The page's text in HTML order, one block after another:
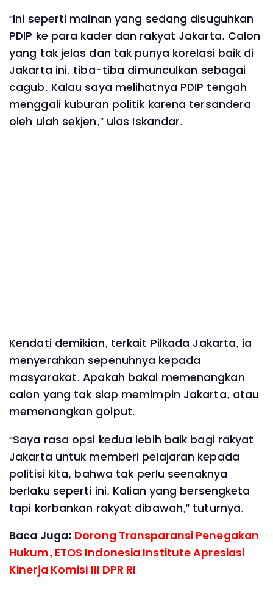
“Ini seperti mainan yang sedang disuguhkan
PDIP ke para kader dan rakyat Jakarta. Calon
yang tak jelas dan tak punya korelasi baik di
Jakarta ini. tiba-tiba dimunculkan sebagai
cagub. Kalau saya melihatnya PDIP tengah
menggali kuburan politik karena tersandera
oleh ulah sekjen,” ulas Iskandar.
Kendati demikian, terkait Pilkada Jakarta, ia
menyerahkan sepenuhnya kepada
masyarakat. Apakah bakal memenangkan
calon yang tak siap memimpin Jakarta, atau
memenangkan golput.
“Saya rasa opsi kedua lebih baik bagi rakyat
Jakarta untuk memberi pelajaran kepada
politisi kita, bahwa tak perlu seenaknya
berlaku seperti ini. Kalian yang bersengketa
tapi korbankan rakyat dibawah,” tuturnya.
Baca Juga: Dorong Transparansi Penegakan
Hukum, ETOS Indonesia Institute Apresiasi
Kinerja Komisi III DPR RI